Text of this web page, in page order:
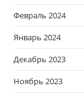
Февраль 2024
Январь 2024
Декабрь 2023
Ноябрь 2023